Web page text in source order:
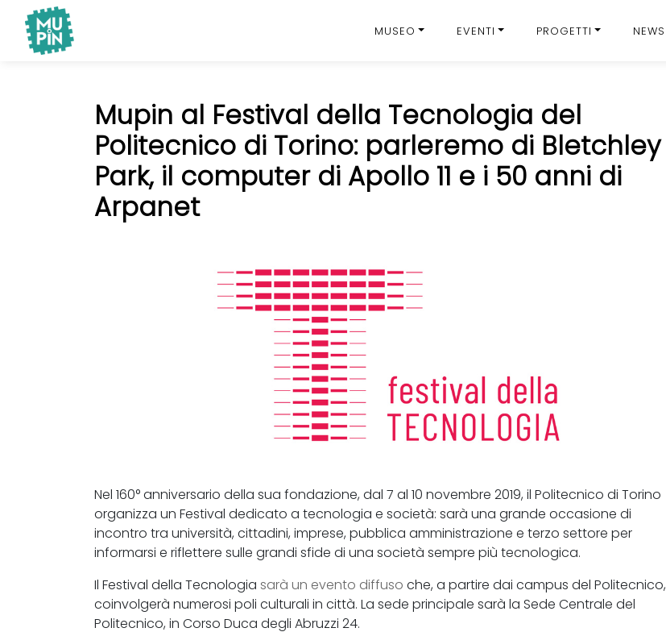
MUSEO EVENTI PROGETTI NEWS
Mupin al Festival della Tecnologia del
Politecnico di Torino: parleremo di Bletchley
Park, il computer di Apollo 11 e i 50 anni di
Arpanet
Nel 160° anniversario della sua fondazione, dal 7 al 10 novembre 2019, il Politecnico di Torino
organizza un Festival dedicato a tecnologia e società: sarà una grande occasione di
incontro tra università, cittadini, imprese, pubblica amministrazione e terzo settore per
informarsi e riflettere sulle grandi sfide di una società sempre più tecnologica.
Il Festival della Tecnologia sarà un evento diffuso che, a partire dai campus del Politecnico,
coinvolgerà numerosi poli culturali in città. La sede principale sarà la Sede Centrale del
Politecnico, in Corso Duca degli Abruzzi 24.